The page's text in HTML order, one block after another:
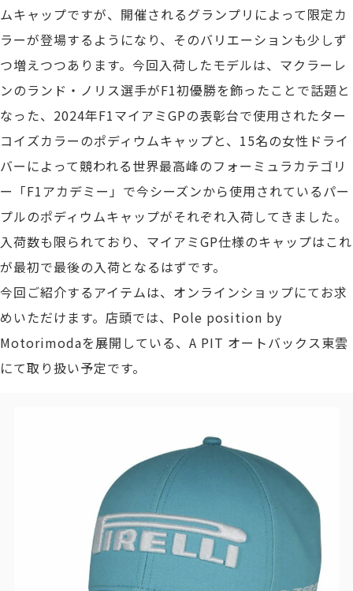
ムキャップですが、開催されるグランプリによって限定カ
ラーが登場するようになり、そのバリエーションも少しず
つ増えつつあります。今回入荷したモデルは、マクラーレ
ンのランド・ノリス選手がF1初優勝を飾ったことで話題と
なった、2024年F1マイアミGPの表彰台で使用されたター
コイズカラーのポディウムキャップと、15名の女性ドライ
バーによって競われる世界最高峰のフォーミュラカテゴリ
ー「F1アカデミー」で今シーズンから使用されているパー
プルのポディウムキャップがそれぞれ入荷してきました。
入荷数も限られており、マイアミGP仕様のキャップはこれ
が最初で最後の入荷となるはずです。
今回ご紹介するアイテムは、オンラインショップにてお求
めいただけます。店頭では、Pole position by
Motorimodaを展開している、A PIT オートバックス東雲
にて取り扱い予定です。